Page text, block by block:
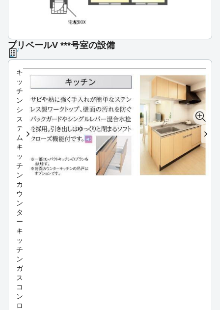
プリベールV ***号室の設備
キ
ッ
チ
ン
シ
ス
テ
ム
キ
ッ
チ
ン
カ
ウ
ン
タ
ー
キ
ッ
チ
ン
ガ
ス
コ
ン
ロ